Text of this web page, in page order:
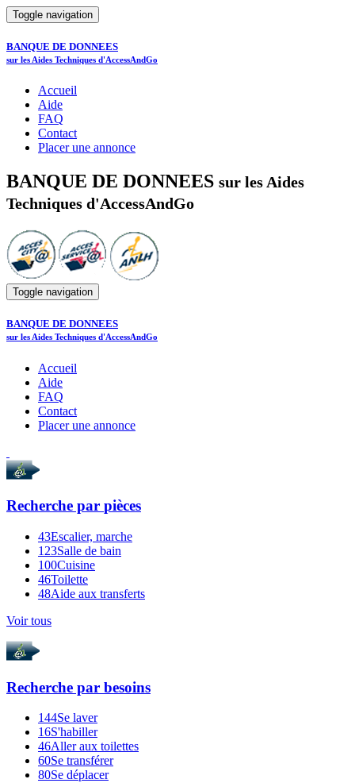
Toggle navigation
BANQUE DE DONNEES
sur les Aides Techniques d'AccessAndGo
Accueil
Aide
FAQ
Contact
Placer une annonce
BANQUE DE DONNEES sur les Aides
Techniques d'AccessAndGo
Toggle navigation
BANQUE DE DONNEES
sur les Aides Techniques d'AccessAndGo
Accueil
Aide
FAQ
Contact
Placer une annonce
Recherche par pièces
43Escalier, marche
123Salle de bain
100Cuisine
46Toilette
48Aide aux transferts
Voir tous
Recherche par besoins
144Se laver
16S'habiller
46Aller aux toilettes
60Se transférer
80Se déplacer